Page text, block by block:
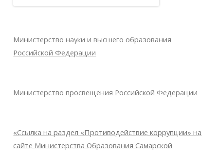
Министерство науки и высшего образования
Российской Федерации
Министерство просвещения Российской Федерации
«Ссылка на раздел «Противодействие коррупции» на
сайте Министерства Образования Самарской